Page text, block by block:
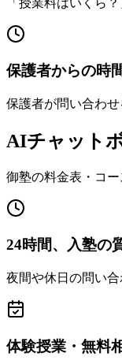
保護者からの時
保護者が問い合わ
AIチャット
御塾の料金表・コ
24時間、入塾の
夜間や休日の問い
体験授業・無料